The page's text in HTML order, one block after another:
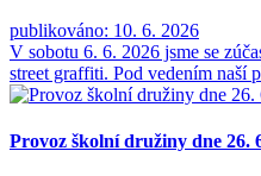
publikováno: 10. 6. 2026
V sobotu 6. 6. 2026 jsme se
street graffiti. Pod vedením naší
Provoz školní družiny dne 26.